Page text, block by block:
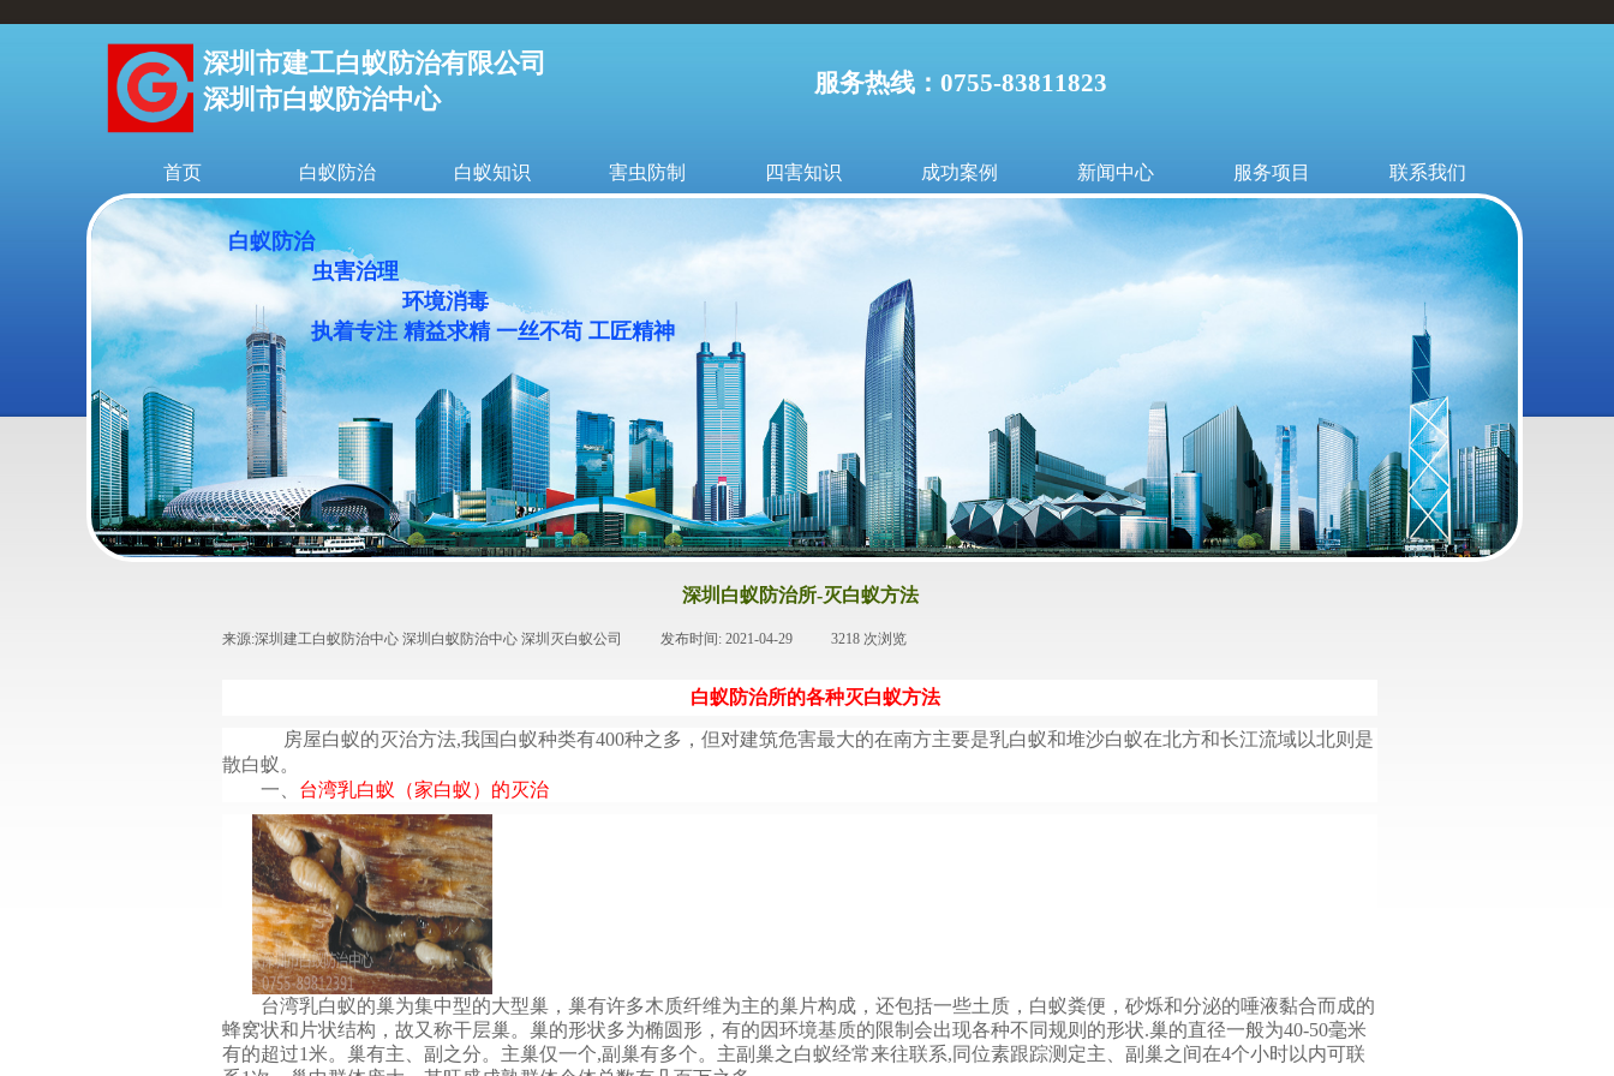
首页 白蚁防治 白蚁知识 害虫防制 四害知识 成功案例 新闻中心 服务项目 联系我们
深圳市建工白蚁防治有限公司
深圳市白蚁防治中心
服务热线：0755-83811823
白蚁防治
虫害治理
环境消毒
执着专注 精益求精 一丝不苟 工匠精神
深圳白蚁防治所-灭白蚁方法
来源:深圳建工白蚁防治中心 深圳白蚁防治中心 深圳灭白蚁公司 发布时间: 2021-04-29 3218 次浏览
白蚁防治所的各种灭白蚁方法
房屋白蚁的灭治方法,我国白蚁种类有400种之多，但对建筑危害最大的在南方主要是乳白蚁和堆沙白蚁在北方和长江流域以北则是
散白蚁。
一、 台湾乳白蚁（家白蚁）的灭治
台湾乳白蚁的巢为集中型的大型巢，巢有许多木质纤维为主的巢片构成，还包括一些土质，白蚁粪便，砂烁和分泌的唾液黏合而成的
蜂窝状和片状结构，故又称干层巢。巢的形状多为椭圆形，有的因环境基质的限制会出现各种不同规则的形状.巢的直径一般为40-50毫米
有的超过1米。巢有主、副之分。主巢仅一个,副巢有多个。主副巢之白蚁经常来往联系,同位素跟踪测定主、副巢之间在4个小时以内可联